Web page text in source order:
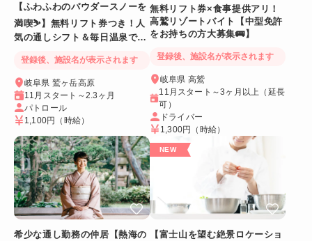
【ふわふわのパウダースノーを
満喫⛷️】無料リフト券つき！人
気の通しシフト＆毎日温泉でリ
登録後、施設名が表示されます
岐阜県 鷲ヶ岳高原
11月スタート～2.3ヶ月
パトロール
1,100円 （時給）
無料リフト券×食事提供アリ！
高鷲リゾートバイト【中型免許
をお持ちの方大募集🚌】
登録後、施設名が表示されます
岐阜県 高鷲
11月スタート～3ヶ月以上（延長
可）
ドライバー
1,300円 （時給）
希少な通し勤務の仲居【熱海の
【富士山を望む絶景ロケーショ